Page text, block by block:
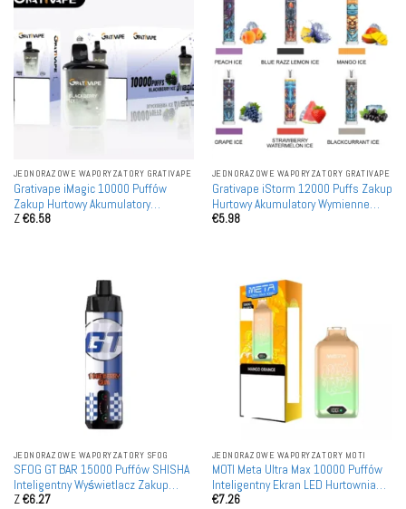
JEDNORAZOWE WAPORYZATORY GRATIVAPE
Grativape iMagic 10000 Puffów
Zakup Hurtowy Akumulatory
Jednorazowe Vape'a Detaliczne
Z€6.58
JEDNORAZOWE WAPORYZATORY GRATIVAPE
Grativape iStorm 12000 Puffs Zakup
Hurtowy Akumulatory Wymienne
Jednorazowe Vape'a Detaliczne
€5.98
JEDNORAZOWE WAPORYZATORY SFOG
SFOG GT BAR 15000 Puffów SHISHA
Inteligentny Wyświetlacz Zakup
Hurtowy Akumulatory Waporyzatory
Z€6.27
JEDNORAZOWE WAPORYZATORY MOTI
MOTI Meta Ultra Max 10000 Puffów
Inteligentny Ekran LED Hurtownia
Jednorazowych Waporyzatorów
€7.26